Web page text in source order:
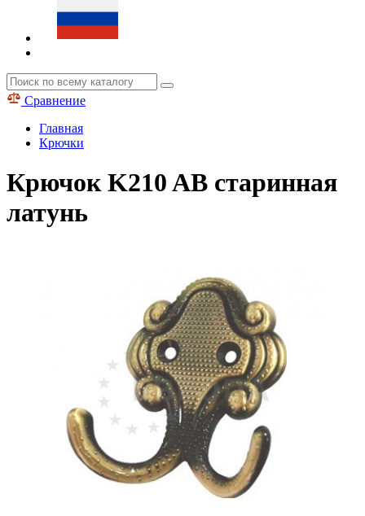
Сравнение
Главная
Крючки
Крючок K210 AB старинная
латунь